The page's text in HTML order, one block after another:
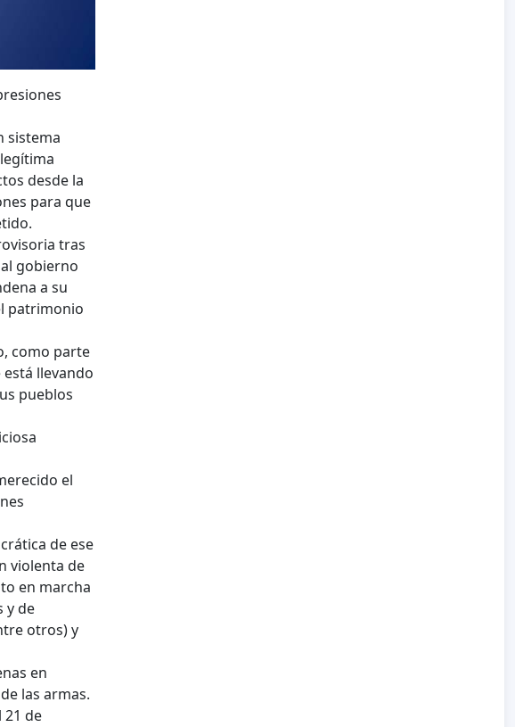
sistema
desde la
para que
tras
gobierno
a su
patrimonio
como parte
llevando
pueblos
el
de ese
violenta de
en marcha
y de
otros) y
en
las armas.
21 de